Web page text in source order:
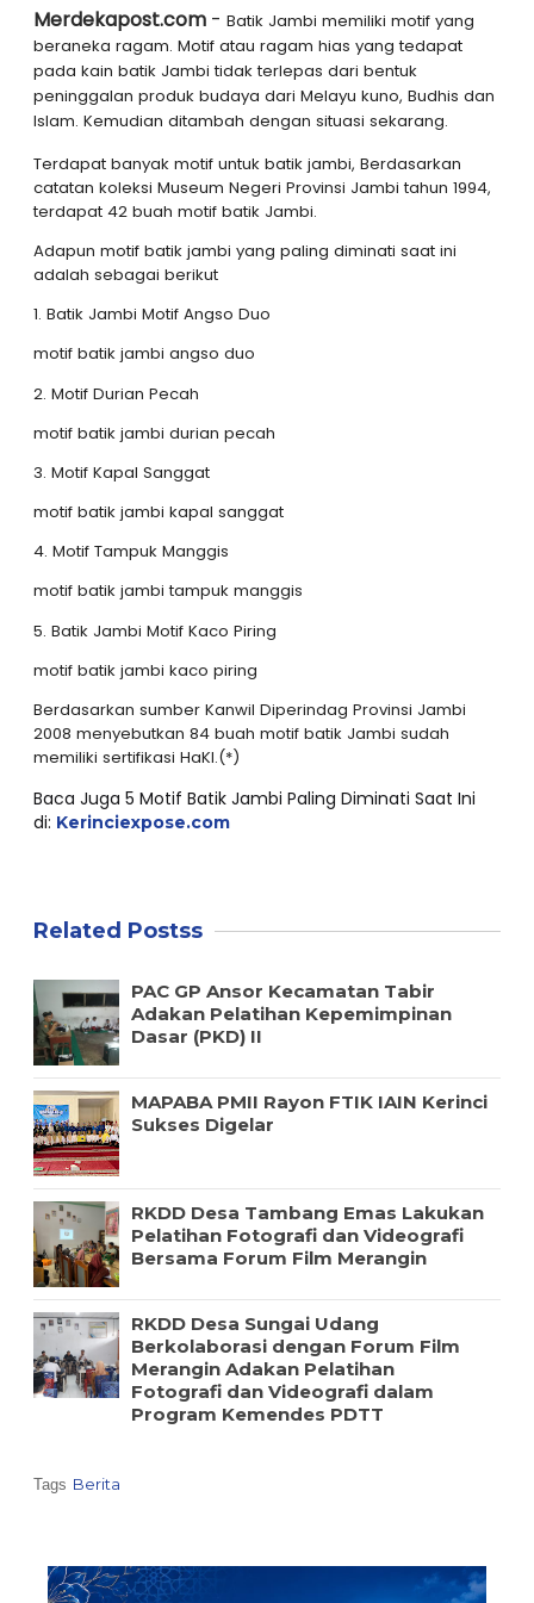
Merdekapost.com- Batik Jambi memiliki motif yang
beraneka ragam. Motif atau ragam hias yang tedapat
pada kain batik Jambi tidak terlepas dari bentuk
peninggalan produk budaya dari Melayu kuno, Budhis dan
Islam. Kemudian ditambah dengan situasi sekarang.
Terdapat banyak motif untuk batik jambi, Berdasarkan
catatan koleksi Museum Negeri Provinsi Jambi tahun 1994,
terdapat 42 buah motif batik Jambi.
Adapun motif batik jambi yang paling diminati saat ini
adalah sebagai berikut
1. Batik Jambi Motif Angso Duo
motif batik jambi angso duo
2. Motif Durian Pecah
motif batik jambi durian pecah
3. Motif Kapal Sanggat
motif batik jambi kapal sanggat
4. Motif Tampuk Manggis
motif batik jambi tampuk manggis
5. Batik Jambi Motif Kaco Piring
motif batik jambi kaco piring
Berdasarkan sumber Kanwil Diperindag Provinsi Jambi
2008 menyebutkan 84 buah motif batik Jambi sudah
memiliki sertifikasi HaKI.(*)
Baca Juga 5 Motif Batik Jambi Paling Diminati Saat Ini
di: Kerinciexpose.com
Related Postss
PAC GP Ansor Kecamatan Tabir
Adakan Pelatihan Kepemimpinan
Dasar (PKD) II
MAPABA PMII Rayon FTIK IAIN Kerinci
Sukses Digelar
RKDD Desa Tambang Emas Lakukan
Pelatihan Fotografi dan Videografi
Bersama Forum Film Merangin
RKDD Desa Sungai Udang
Berkolaborasi dengan Forum Film
Merangin Adakan Pelatihan
Fotografi dan Videografi dalam
Program Kemendes PDTT
Tags Berita